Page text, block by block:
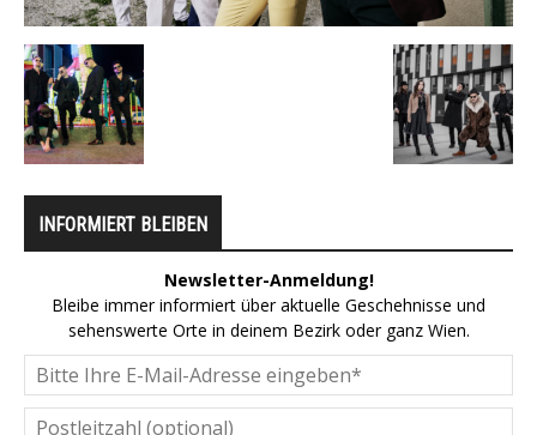
INFORMIERT BLEIBEN
Newsletter-Anmeldung!
Bleibe immer informiert über aktuelle Geschehnisse und
sehenswerte Orte in deinem Bezirk oder ganz Wien.